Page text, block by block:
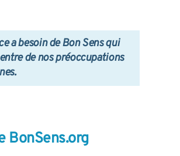
a besoin de Bon Sens qui
de nos préoccupations
BonSens.org